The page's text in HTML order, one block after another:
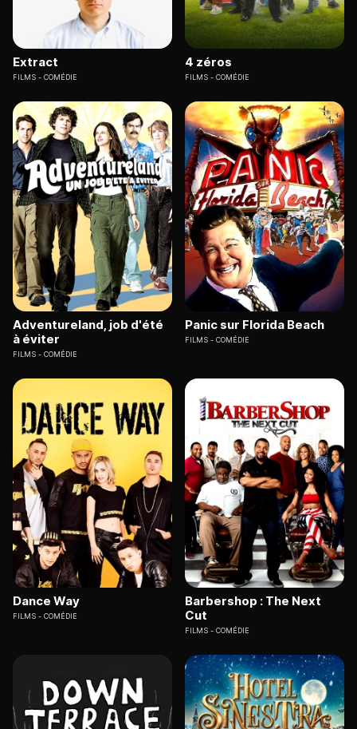
Extract
FILMS COMÉDIE
4 zéros
FILMS COMÉDIE
Adventureland, job d'été
à éviter
FILMS COMÉDIE
Panic sur Florida Beach
FILMS COMÉDIE
Dance Way
FILMS COMÉDIE
Barbershop : The Next
Cut
FILMS COMÉDIE